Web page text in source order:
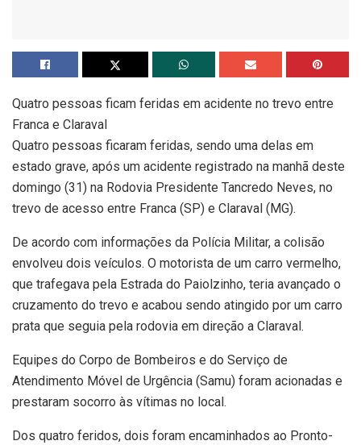
Quatro pessoas ficam feridas em acidente no trevo entre
Franca e Claraval
Quatro pessoas ficaram feridas, sendo uma delas em
estado grave, após um acidente registrado na manhã deste
domingo (31) na Rodovia Presidente Tancredo Neves, no
trevo de acesso entre Franca (SP) e Claraval (MG).
De acordo com informações da Polícia Militar, a colisão
envolveu dois veículos. O motorista de um carro vermelho,
que trafegava pela Estrada do Paiolzinho, teria avançado o
cruzamento do trevo e acabou sendo atingido por um carro
prata que seguia pela rodovia em direção a Claraval.
Equipes do Corpo de Bombeiros e do Serviço de
Atendimento Móvel de Urgência (Samu) foram acionadas e
prestaram socorro às vítimas no local.
Dos quatro feridos, dois foram encaminhados ao Pronto-